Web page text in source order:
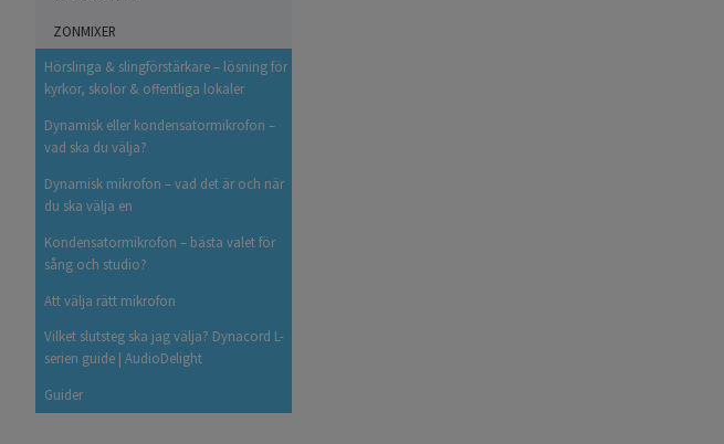
ZONMIXER
Hörslinga & slingförstärkare – lösning för
kyrkor, skolor & offentliga lokaler
Dynamisk eller kondensatormikrofon –
vad ska du välja?
Dynamisk mikrofon – vad det är och när
du ska välja en
Kondensatormikrofon – bästa valet för
sång och studio?
Att välja rätt mikrofon
Vilket slutsteg ska jag välja? Dynacord L-
serien guide | AudioDelight
Guider